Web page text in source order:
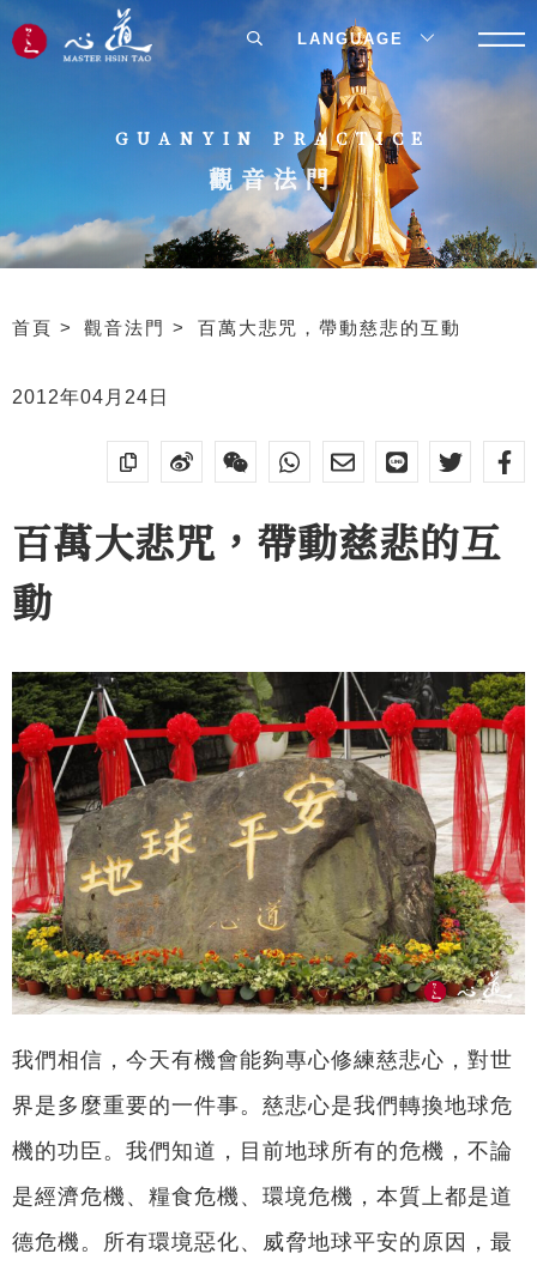
GUANYIN PRACTICE
觀音法門
首頁 觀音法門 百萬大悲咒，帶動慈悲的互動
2012年04月24日
百萬大悲咒，帶動慈悲的互
動
我們相信，今天有機會能夠專心修練慈悲心，對世
界是多麼重要的一件事。慈悲心是我們轉換地球危
機的功臣。我們知道，目前地球所有的危機，不論
是經濟危機、糧食危機、環境危機，本質上都是道
德危機。所有環境惡化、威脅地球平安的原因，最
LANGUAGE